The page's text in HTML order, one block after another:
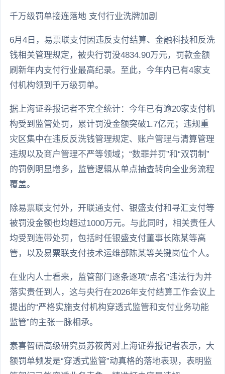
千万级罚单接连落地 支付行业洗牌加剧
6月4日，易票联支付因违反支付结算、金融科技和反洗
钱相关管理规定，被央行罚没4834.90万元，罚款金额
刷新年内支付行业最高纪录。至此，今年内已有4家支
付机构领到千万级罚单。
据上海证券报记者不完全统计：今年已有逾20家支付机
构受到监管处罚，累计罚没金额突破1.7亿元；违规重
灾区集中在违反反洗钱管理规定、账户管理与清算管理
违规以及商户管理不严等领域；“数罪并罚”和“双罚制”
的罚例明显增多，监管逻辑从单点抽查转向全业务流程
覆盖。
除易票联支付外，开联通支付、银盛支付和寻汇支付等
被罚没金额也均超过1000万元。与此同时，相关责任人
均受到连带处罚，包括时任银盛支付董事长陈某等高
管，以及易票联支付技术运维部陈某等关键岗位个人。
在业内人士看来，监管部门逐条逐项“点名”违法行为并
落实责任到人，这与央行在2026年支付结算工作会议上
提出的“严格实施支付机构穿透式监管和支付业务功能
监管”的主张一脉相承。
素喜智研高级研究员苏筱芮对上海证券报记者表示，大
额罚单频发是“穿透式监管”动真格的落地表现，表明监